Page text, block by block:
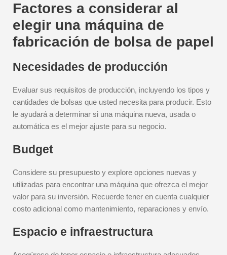
Factores a considerar al
elegir una máquina de
fabricación de bolsa de papel
Necesidades de producción
Evaluar sus requisitos de producción, incluyendo los tipos y
cantidades de bolsas que usted necesita para producir. Esto
le ayudará a determinar si una máquina nueva, usada o
automática es el mejor ajuste para su negocio.
Budget
Considere su presupuesto y explore opciones nuevas y
utilizadas para encontrar una máquina que ofrezca el mejor
valor para su inversión. Recuerde tener en cuenta cualquier
costo adicional como mantenimiento, reparaciones y envío.
Espacio e infraestructura